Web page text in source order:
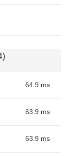
64.9 ms
63.9 ms
63.9 ms